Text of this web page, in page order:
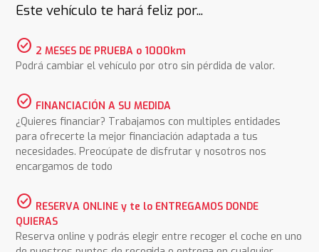
Este vehículo te hará feliz por...
check_circle 2 MESES DE PRUEBA o 1000km
Podrá cambiar el vehículo por otro sin pérdida de valor.
check_circle FINANCIACIÓN A SU MEDIDA
¿Quieres financiar? Trabajamos con multiples entidades
para ofrecerte la mejor financiación adaptada a tus
necesidades. Preocúpate de disfrutar y nosotros nos
encargamos de todo
check_circle RESERVA ONLINE y te lo ENTREGAMOS DONDE
QUIERAS
Reserva online y podrás elegir entre recoger el coche en uno